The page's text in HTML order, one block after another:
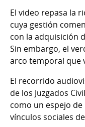
El video repasa la
cuya gestión
con la adquisición
Sin embargo, el
arco temporal que
El recorrido
de los Juzgados
como un espejo
vínculos sociales